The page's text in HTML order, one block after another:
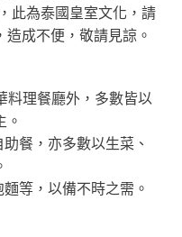
此為泰國皇室文化，請
成不便，敬請見諒。
料理餐廳外，多數皆以
。
餐，亦多數以生菜、
等，以備不時之需。